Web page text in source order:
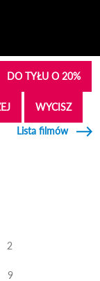
DO TYŁU O 20%
WYCISZ
Lista filmów
2
9